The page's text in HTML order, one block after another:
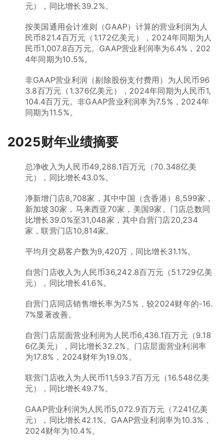
元），同比增长39.2%。
按美国通用会计准则（GAAP）计算的营业利润为人
民币821.4百万元（1.172亿美元），2024年同期为人
民币1,007.8百万元。GAAP营业利润率为6.4%，202
4年同期为10.5%。
非GAAP营业利润（剔除股份支付费用）为人民币96
3.8百万元（1.376亿美元），2024年同期为人民币1,
104.4百万元。非GAAP营业利润率为7.5%，2024年
同期为11.5%。
2025财年业绩摘要
总净收入为人民币49,288.1百万元（70.348亿美
元），同比增长43.0%。
净新增门店8,708家，其中中国（含香港）8,599家，
新加坡30家，马来西亚70家，美国9家。门店总数同
比增长39.0%至31,048家，其中自营门店20,234
家，联营门店10,814家。
平均月交易客户数为9,420万，同比增长31.1%。
自营门店收入为人民币36,242.8百万元（51.729亿美
元），同比增长41.6%。
自营门店同店销售增长率为7.5%，较2024财年的-16.
7%显著改善。
自营门店层面营业利润为人民币6,436.1百万元（9.18
6亿美元），同比增长32.2%。门店层面营业利润率
为17.8%，2024财年为19.0%。
联营门店收入为人民币11,593.7百万元（16.548亿美
元），同比增长49.7%。
GAAP营业利润为人民币5,072.9百万元（7.241亿美
元），同比增长42.1%。GAAP营业利润率为10.3%，
2024财年为10.4%。